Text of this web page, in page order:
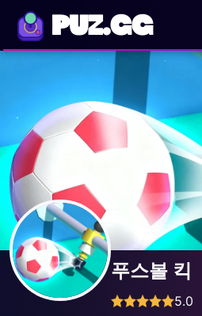
PUZ.GG
푸스볼 킥
5.0